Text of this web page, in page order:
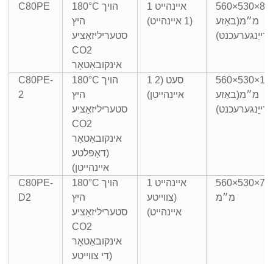
C80PE
180°C הויך
היץ
סטעריליזאַציע
CO2
אינקובאַטאָר
1 איינהייט
(1 איינהייט)
מ״מ(באַזע
C80PE-
2
180°C הויך
היץ
סטעריליזאַציע
CO2
אינקובאַטאָר
(דאָפּלטע
איינהייטן)
1 סעט (2
איינהייטן)
מ״מ(באַזע
C80PE-
D2
180°C הויך
היץ
סטעריליזאַציע
CO2
אינקובאַטאָר
(די צווייטע
1 איינהייט
(צווייטע
איינהייט)
מ״מ